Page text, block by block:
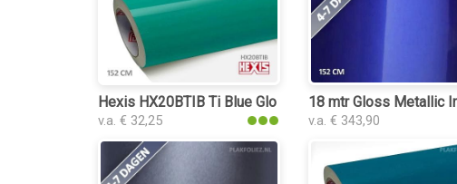
Hexis HX20BTIB Ti Blue Gloss plakfolie
v.a. € 32,25
18 mtr Gloss Metallic
v.a. € 343,90